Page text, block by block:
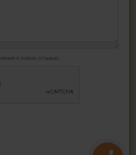
о новых отзывах